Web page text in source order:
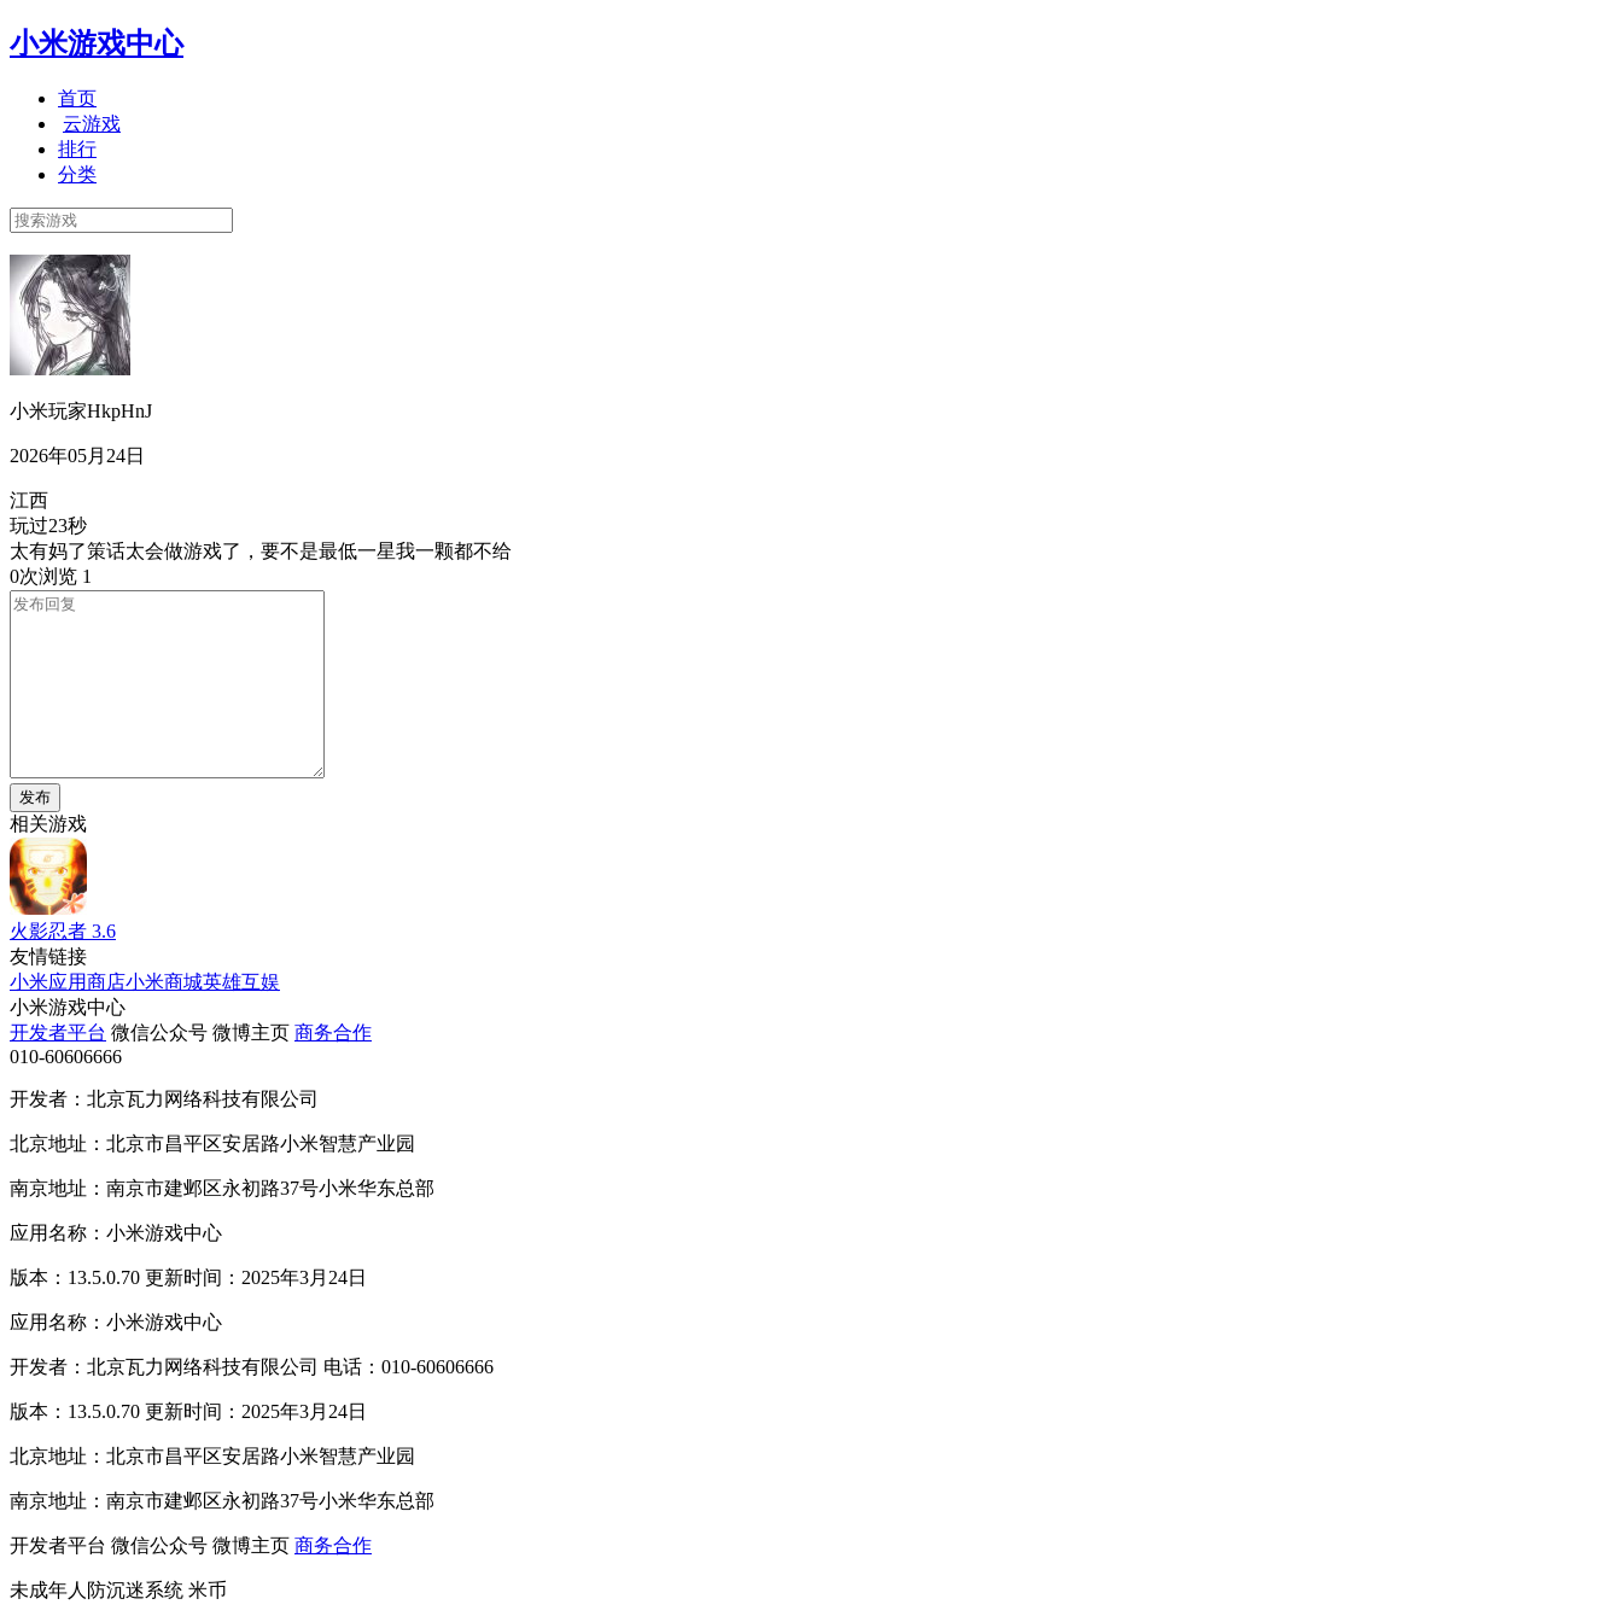
小米游戏中心
首页
云游戏
排行
分类
小米玩家HkpHnJ
2026年05月24日
江西
玩过23秒
太有妈了策话太会做游戏了，要不是最低一星我一颗都不给
0次浏览 1
发布
相关游戏
火影忍者 3.6
友情链接
小米应用商店小米商城英雄互娱
小米游戏中心
开发者平台 微信公众号 微博主页 商务合作
010-60606666
开发者：北京瓦力网络科技有限公司
北京地址：北京市昌平区安居路小米智慧产业园
南京地址：南京市建邺区永初路37号小米华东总部
应用名称：小米游戏中心
版本：13.5.0.70 更新时间：2025年3月24日
应用名称：小米游戏中心
开发者：北京瓦力网络科技有限公司 电话：010-60606666
版本：13.5.0.70 更新时间：2025年3月24日
北京地址：北京市昌平区安居路小米智慧产业园
南京地址：南京市建邺区永初路37号小米华东总部
开发者平台 微信公众号 微博主页 商务合作
未成年人防沉迷系统 米币